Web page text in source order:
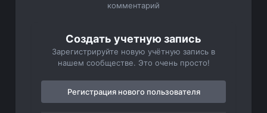
комментарий
Создать учетную запись
Зарегистрируйте новую учётную запись в
нашем сообществе. Это очень просто!
Регистрация нового пользователя